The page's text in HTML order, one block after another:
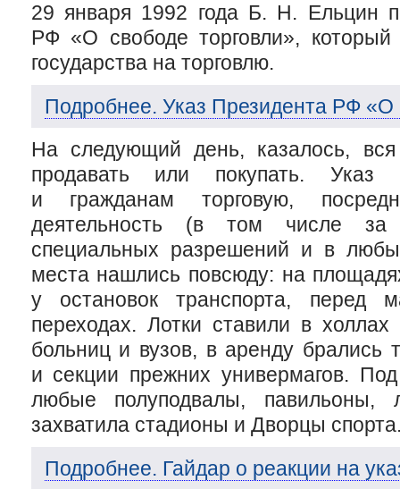
29 января 1992 года Б. Н. Ельцин
РФ «О свободе торговли»,
государства на торговлю.
Подробнее. Указ Президента РФ «О
На следующий день, казалось,
продавать или покупать. Указ
и гражданам торговую,
деятельность (в том числе за
специальных разрешений и в
места нашлись повсюду: на
у остановок транспорта, перед
переходах. Лотки ставили в холлах
больниц и вузов, в аренду брались
и секции прежних универмагов.
любые полуподвалы, павильоны,
захватила стадионы и Дворцы
Подробнее. Гайдар о реакции на